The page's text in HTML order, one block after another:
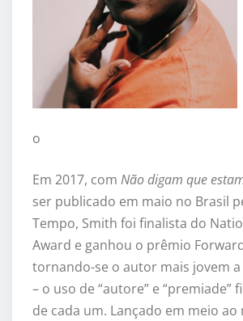
o
Em 2017, com Não digam que
ser publicado em maio no Brasil
Tempo, Smith foi finalista do
Award e ganhou o prêmio
tornando-se o autor mais jovem
– o uso de “autore” e “premiade”
de cada um. Lançado em meio